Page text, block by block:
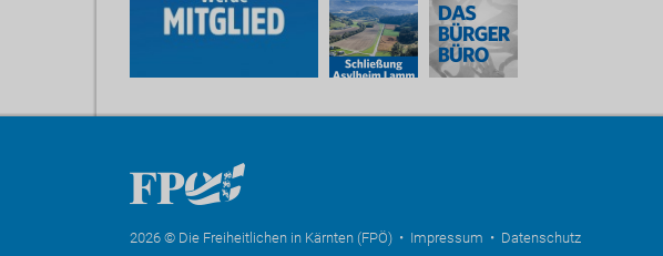
2026 © Die Freiheitlichen in Kärnten (FPÖ) • Impressum • Datenschutz